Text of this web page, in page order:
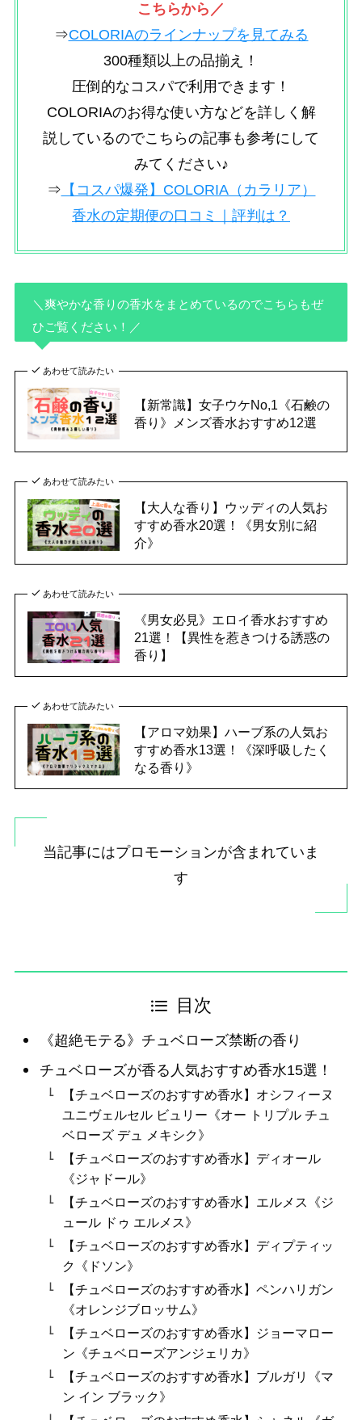
こちらから／
⇒COLORIAのラインナップを見てみる
300種類以上の品揃え！
圧倒的なコスパで利用できます！
COLORIAのお得な使い方などを詳しく解
説しているのでこちらの記事も参考にして
みてください♪
⇒ 【コスパ爆発】COLORIA（カラリア）
香水の定期便の口コミ｜評判は？
＼爽やかな香りの香水をまとめているのでこちらもぜ
ひご覧ください ！／
あわせて読みたい
【新常識】女子ウケNo,1《石鹸の
香り》メンズ香水おすすめ12選
あわせて読みたい
【大人な香り】ウッディの人気お
すすめ香水20選！《男女別に紹
介》
あわせて読みたい
《男女必見》エロイ香水おすすめ
21選！【異性を惹きつける誘惑の
香り】
あわせて読みたい
【アロマ効果】ハーブ系の人気お
すすめ香水13選！《深呼吸したく
なる香り》
当記事にはプロモーションが含まれていま
す
目次
《超絶モテる》チュベローズ禁断の香り
チュベローズが香る人気おすすめ香水15選！
【チュベローズのおすすめ香水】オシフィーヌ
ユニヴェルセル ビュリー《オー トリプル チュ
ベローズ デュ メキシク》
【チュベローズのおすすめ香水】ディオール
《ジャドール》
【チュベローズのおすすめ香水】エルメス《ジ
ュール ドゥ エルメス》
【チュベローズのおすすめ香水】ディプティッ
ク《ドソン》
【チュベローズのおすすめ香水】ペンハリガン
《オレンジブロッサム》
【チュベローズのおすすめ香水】ジョーマロー
ン《チュベローズアンジェリカ》
【チュベローズのおすすめ香水】ブルガリ《マ
ン イン ブラック》